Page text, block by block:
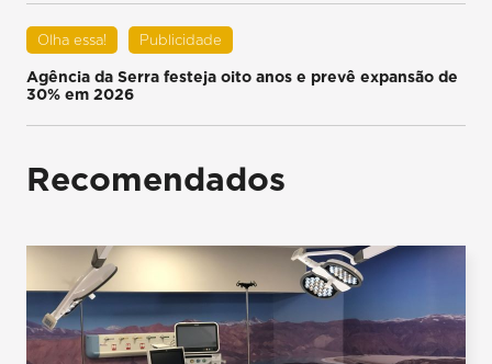
Olha essa! Publicidade
Agência da Serra festeja oito anos e prevê expansão de
30% em 2026
Recomendados